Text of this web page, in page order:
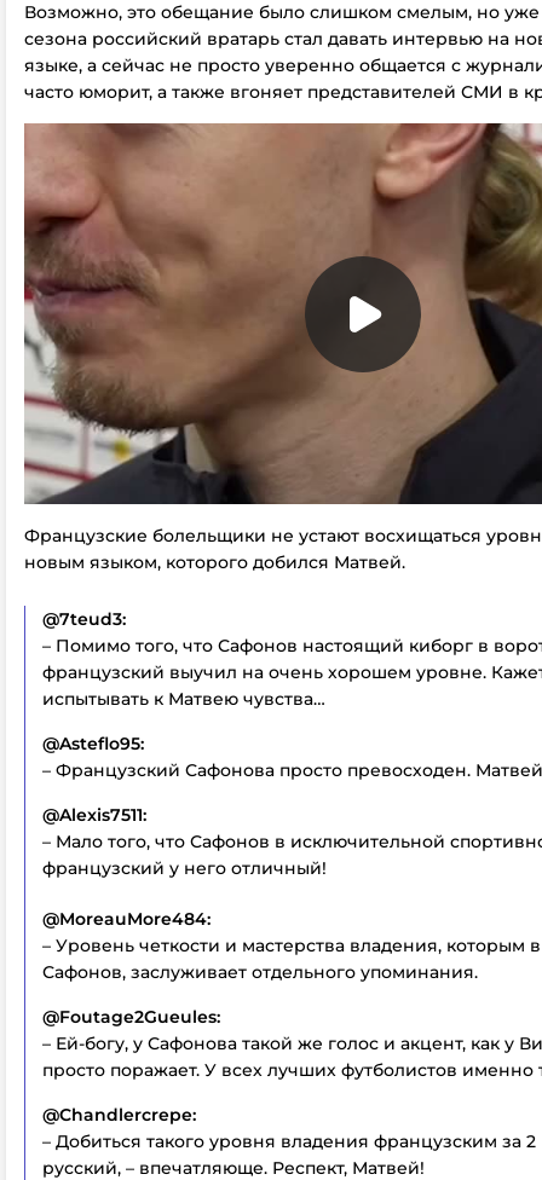
Возможно, это обещание было слишком смелым, но уже
сезона российский вратарь стал давать интервью на
языке, а сейчас не просто уверенно общается с
часто юморит, а также вгоняет представителей СМИ в
Французские болельщики не устают восхищаться
новым языком, которого добился Матвей.
@7teud3:
– Помимо того, что Сафонов настоящий киборг в
французский выучил на очень хорошем уровне.
испытывать к Матвею чувства…
@Asteflo95:
– Французский Сафонова просто превосходен.
@Alexis7511:
– Мало того, что Сафонов в исключительной
французский у него отличный!
@MoreauMore484:
– Уровень четкости и мастерства владения, которым
Сафонов, заслуживает отдельного упоминания.
@Foutage2Gueules:
– Ей-богу, у Сафонова такой же голос и акцент, как у
просто поражает. У всех лучших футболистов именно
@Chandlercrepe:
– Добиться такого уровня владения французским за 2
русский, – впечатляюще. Респект, Матвей!